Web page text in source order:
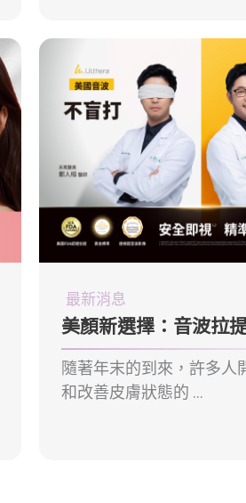
最新消息
美顏新選擇：音波拉
隨著年末的到來，許多人
和改善皮膚狀態的 ...